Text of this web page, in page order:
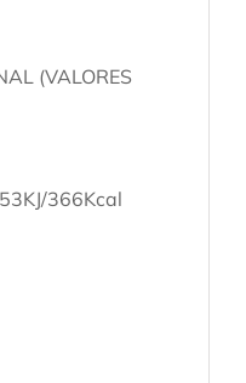
(VALORES
366Kcal